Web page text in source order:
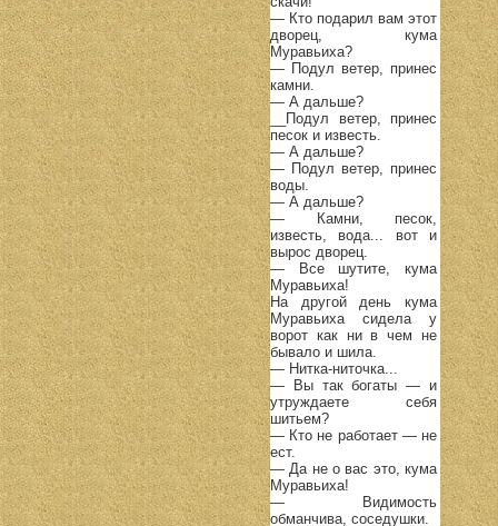
— Кто подарил вам этот
дворец, кума
Муравьиха?
— Подул ветер, принес
камни.
— А дальше?
__Подул ветер, принес
песок и известь.
— А дальше?
— Подул ветер, принес
воды.
— А дальше?
— Камни, песок,
известь, вода... вот и
вырос дворец.
— Все шутите, кума
Муравьиха!
На другой день кума
Муравьиха сидела у
ворот как ни в чем не
бывало и шила.
— Нитка-ниточка...
— Вы так богаты — и
утруждаете себя
шитьем?
— Кто не работает — не
ест.
— Да не о вас это, кума
Муравьиха!
— Видимость
обманчива, соседушки.